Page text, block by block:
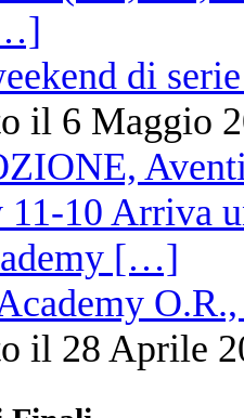
di
il 6 Maggio
il 28 Aprile